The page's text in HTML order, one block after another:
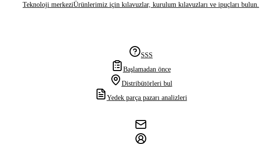
Teknoloji merkeziÜrünlerimiz için kılavuzlar, kurulum kılavuzları ve ipuçları bulun.
SSS
Başlamadan önce
Distribütörleri bul
Yedek parça pazarı analizleri